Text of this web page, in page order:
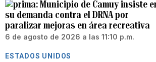
Municipio de Camuy insiste
su demanda contra el DRNA por
paralizar mejoras en área recreativa
6 de agosto de 2026 a las 11:10 p.m.
ESTADOS UNIDOS